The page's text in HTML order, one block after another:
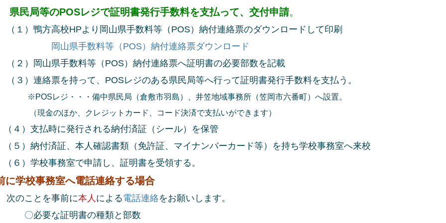
民局等のPOSレジで証明書発行手数料を支払って、交付申請。
）鴨方高校HPより岡山県手数料等（POS）納付連絡票のダウンロードして印刷
岡山県手数料等（POS）納付連絡票ダウンロード
）岡山県手数料等（POS）納付連絡票へ証明書の必要部数を記載
）連絡票を持って、POSレジのある県民局等へ行って証明書発行手数料を支払う。
レジ・・・備中県民局（倉敷市羽島）、井笠地域事務所（笠岡市六番町）へ設置。
金のほか、クレジットカード、コード決済で支払いができます）
）支払時に発行される納付済証（シール）を保管
）納付済証、本人確認書類（免許証、マイナンバーカード等）を持ち学校事務室へ来校
）学校事務室で申請し、証明書を受領する。
に学校事務室へ電話連絡する場合
ことを事前に本人 による電話連絡をお願いします。
要な証明書の種類と部数